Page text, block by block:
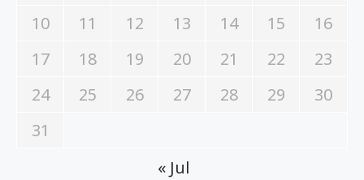
10
11 12 13 14 15
16
17
18 19 20 21 22
23
24
25 26 27 28 29
30
31
« Jul